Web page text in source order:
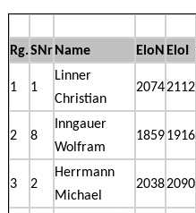
Rg.SNrName EloN EloI
1 1
Linner
Christian
20742112
2 8
Inngauer
Wolfram
18591916
3 2
Herrmann
Michael
20382090